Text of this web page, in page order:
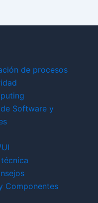
de procesos
Software y
Componentes